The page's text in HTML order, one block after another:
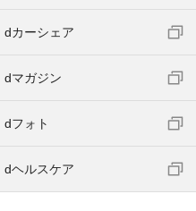
dカーシェア
dマガジン
dフォト
dヘルスケア